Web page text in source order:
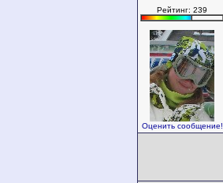
Рейтинг: 239
Оценить сообщение!